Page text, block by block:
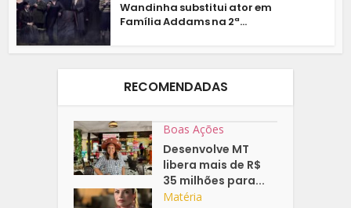
Wandinha substitui ator em
Família Addams na 2ª...
RECOMENDADAS
Boas Ações
Desenvolve MT
libera mais de R$
35 milhões para...
Matéria